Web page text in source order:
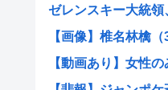
ゼレンスキー大統
【画像】椎名林檎
【動画あり】女性